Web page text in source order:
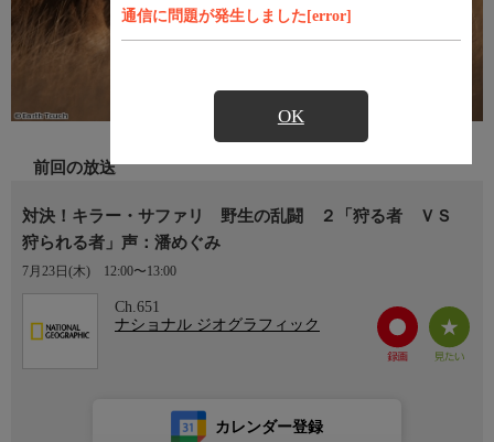
通信に問題が発生しました[error]
OK
前回の放送
対決！キラー・サファリ 野生の乱闘 ２「狩る者 ＶＳ
狩られる者」声：潘めぐみ
7月23日(木) 12:00〜13:00
Ch.651
ナショナル ジオグラフィック
カレンダー登録